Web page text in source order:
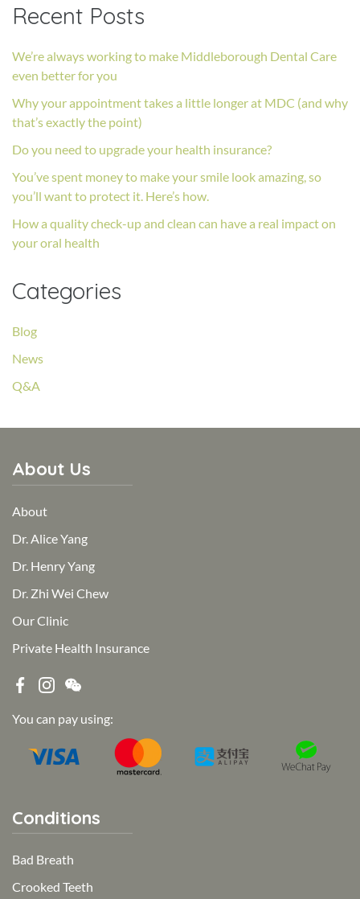
Recent Posts
We’re always working to make Middleborough Dental Care
even better for you
Why your appointment takes a little longer at MDC (and why
that’s exactly the point)
Do you need to upgrade your health insurance?
You’ve spent money to make your smile look amazing, so
you’ll want to protect it. Here’s how.
How a quality check-up and clean can have a real impact on
your oral health
Categories
Blog
News
Q&A
About Us
About
Dr. Alice Yang
Dr. Henry Yang
Dr. Zhi Wei Chew
Our Clinic
Private Health Insurance
You can pay using:
Conditions
Bad Breath
Crooked Teeth